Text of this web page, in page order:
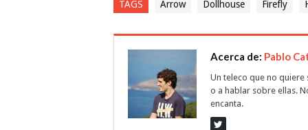
TAGS Arrow Dollhouse Firefly
Acerca de: Pablo
Un teleco que no
o a hablar sobre ellas.
encanta.